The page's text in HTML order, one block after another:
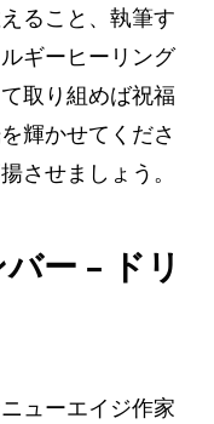
ること、執筆す
ギーヒーリング
取り組めば祝福
輝かせてくださ
させましょう。
ー – ドリ
ューエイジ作家